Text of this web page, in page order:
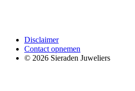
Disclaimer
Contact opnemen
© 2026 Sieraden Juweliers